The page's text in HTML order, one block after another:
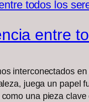
entre
interconectados
juega un papel
una pieza